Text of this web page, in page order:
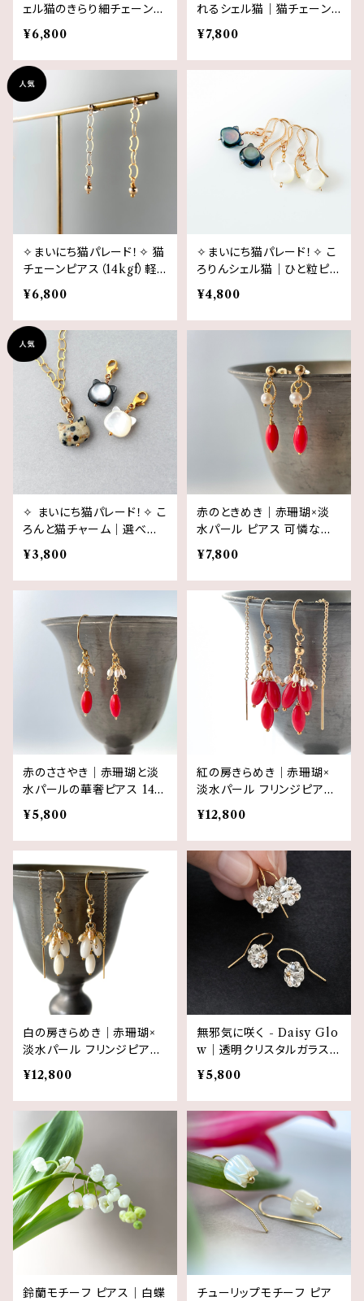
ェル猫のきらり細チェーンブ
レスレット（白猫 or 黒猫・1
4kgf 猫チェーン）｜白蝶貝
黒蝶貝
¥6,800
れるシェル猫｜猫チェーン
ピアス（イヤリング）｜14kgf
｜白猫／黒猫 猫モチーフ
¥7,800
✧まいにち猫パレード！✧ 猫
チェーンピアス（14kgf）軽
やかに揺れる隠れ猫モチー
フ 選べる金具
¥6,800
✧まいにち猫パレード！✧ こ
ろりんシェル猫｜ひと粒ピア
ス（イヤリング）14kgf｜白
猫／黒猫 ✧ 猫モチーフ
¥4,800
✧ まいにち猫パレード！✧ こ
ろんと猫チャーム｜選べる
天然素材×14kgf｜単体 ネ
ックレス用
¥3,800
赤のときめき｜赤珊瑚×淡
水パール ピアス 可憐な耳
飾り 14kgf 3月誕生石
¥7,800
赤のささやき｜赤珊瑚と淡
水パールの華奢ピアス 14k
gf 3月誕生石
¥5,800
紅の房きらめき｜赤珊瑚×
淡水パール フリンジピアス
14kgf ３月誕生石
¥12,800
白の房きらめき｜赤珊瑚×
淡水パール フリンジピアス
14kgf ３月誕生石
¥12,800
無邪気に咲く - Daisy Glo
w｜透明クリスタルガラスの
デイジーピアス（2サイズ展
開）14kgf
¥5,800
鈴蘭モチーフ ピアス｜白蝶 チューリップモチーフ ピア